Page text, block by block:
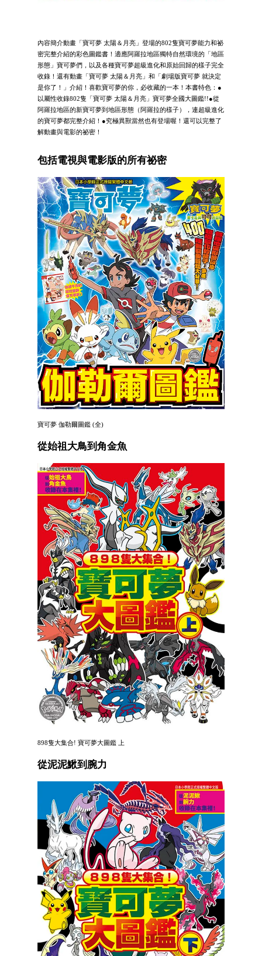
內容簡介動畫「寶可夢 太陽＆月亮」登場的802隻寶可夢能力和祕
密完整介紹的彩色圖鑑書！適應阿羅拉地區獨特自然環境的「地區
形態」寶可夢們，以及各種寶可夢超級進化和原始回歸的樣子完全
收錄！還有動畫「寶可夢 太陽＆月亮」和「劇場版寶可夢 就決定
是你了！」介紹！喜歡寶可夢的你，必收藏的一本！本書特色：●
以屬性收錄802隻「寶可夢 太陽＆月亮」寶可夢全國大圖鑑!!●從
阿羅拉地區的新寶可夢到地區形態（阿羅拉的樣子），連超級進化
的寶可夢都完整介紹！●究極異獸當然也有登場喔！還可以完整了
解動畫與電影的祕密！
包括電視與電影版的所有祕密
寶可夢 伽勒爾圖鑑 (全)
從始祖大鳥到角金魚
898隻大集合! 寶可夢大圖鑑 上
從泥泥鰍到腕力